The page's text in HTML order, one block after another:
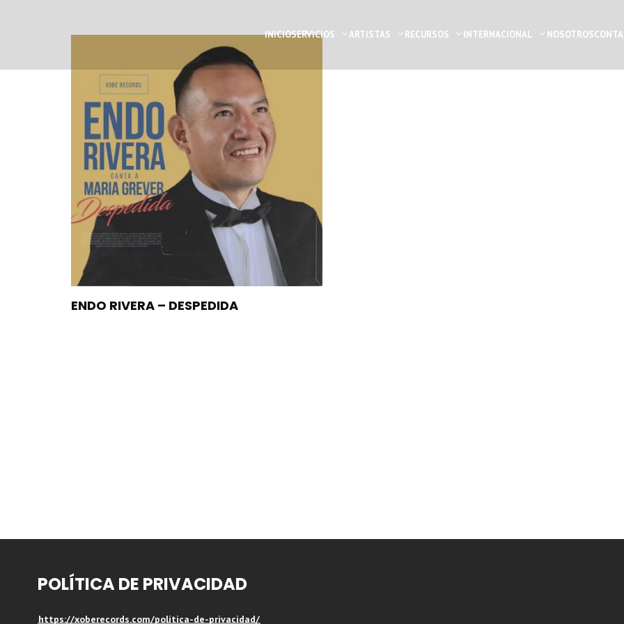
INICIOSERVICIOS ARTISTAS RECURSOS INTERNACIONAL NOSOTROS
ENDO RIVERA – DESPEDIDA
POLÍTICA DE PRIVACIDAD
https://xoberecords.com/politica-de-privacidad/